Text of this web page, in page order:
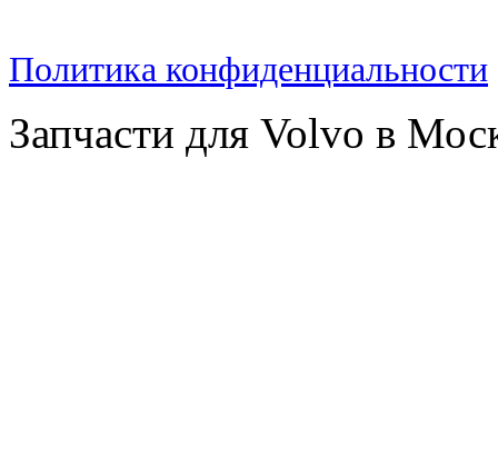
Политика конфиденциальности
Запчасти для Volvo в